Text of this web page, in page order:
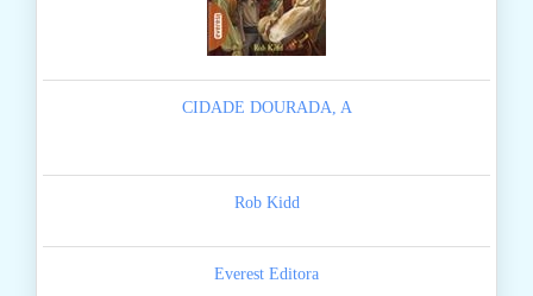
CIDADE DOURADA, A
Rob Kidd
Everest Editora